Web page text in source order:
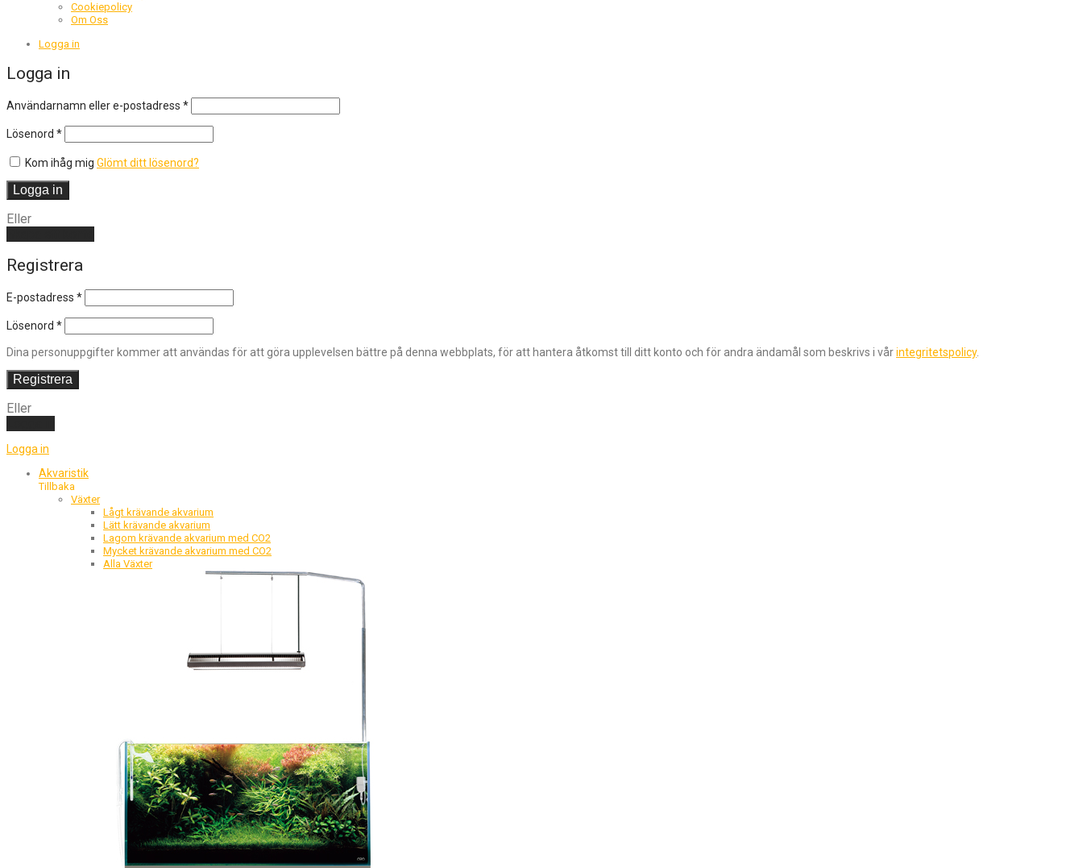
Cookiepolicy
Om Oss
Logga in
Logga in
Användarnamn eller e-postadress *Obligatoriskt
Lösenord *Obligatoriskt
Kom ihåg mig Glömt ditt lösenord?
Logga in
Eller
Registrera
E-postadress *
Lösenord *
Dina personuppgifter kommer att användas för att göra upplevelsen bättre på denna webbplats, för att hantera åtkomst till ditt konto och för andra ändamål som beskrivs i vårintegritetspolicy.
Registrera
Eller
Logga in
Akvaristik
Tillbaka
Växter
Lågt krävande akvarium
Lätt krävande akvarium
Lagom krävande akvarium med CO2
Mycket krävande akvarium med CO2
Alla Växter